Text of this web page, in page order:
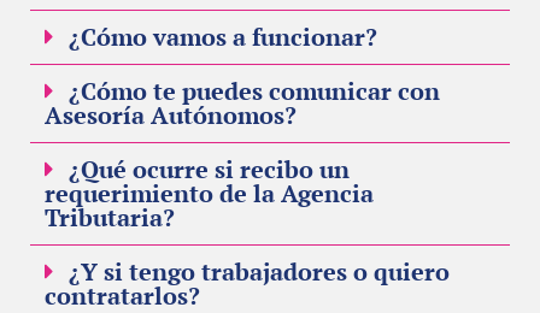
¿Cómo vamos a funcionar?
¿Cómo te puedes comunicar con
Asesoría Autónomos?
¿Qué ocurre si recibo un
requerimiento de la Agencia
Tributaria?
¿Y si tengo trabajadores o quiero
contratarlos?